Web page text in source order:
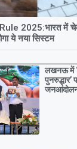
2025:भारत में चेक
ये नया सिस्टम
लखनऊ में
पुनरुद्धार’
जनआंदोलन